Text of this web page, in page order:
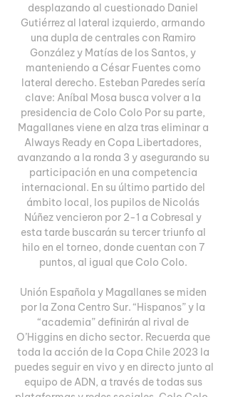
desplazando al cuestionado Daniel
Gutiérrez al lateral izquierdo, armando
una dupla de centrales con Ramiro
González y Matías de los Santos, y
manteniendo a César Fuentes como
lateral derecho. Esteban Paredes sería
clave: Aníbal Mosa busca volver a la
presidencia de Colo Colo Por su parte,
Magallanes viene en alza tras eliminar a
Always Ready en Copa Libertadores,
avanzando a la ronda 3 y asegurando su
participación en una competencia
internacional. En su último partido del
ámbito local, los pupilos de Nicolás
Núñez vencieron por 2-1 a Cobresal y
esta tarde buscarán su tercer triunfo al
hilo en el torneo, donde cuentan con 7
puntos, al igual que Colo Colo.
Unión Española y Magallanes se miden
por la Zona Centro Sur. “Hispanos” y la
“academia” definirán al rival de
O’Higgins en dicho sector. Recuerda que
toda la acción de la Copa Chile 2023 la
puedes seguir en vivo y en directo junto al
equipo de ADN, a través de todas sus